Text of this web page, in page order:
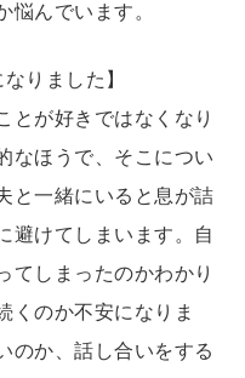
悩んでいます。
りました】
とが好きではなくなり
なほうで、そこについ
と一緒にいると息が詰
避けてしまいます。自
てしまったのかわかり
くのか不安になりま
のか、話し合いをする